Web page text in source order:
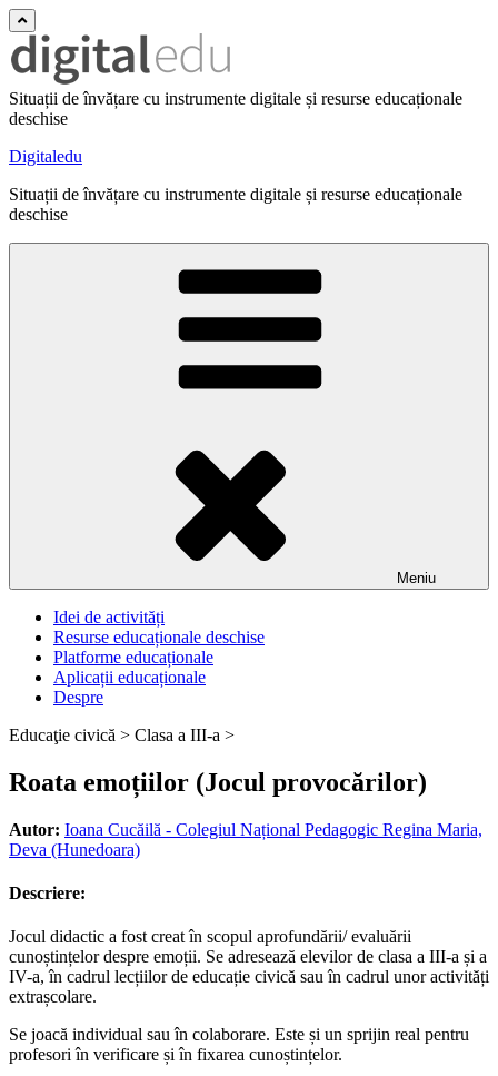
Situații de învățare cu instrumente digitale și resurse educaționale
deschise
Digitaledu
Situații de învățare cu instrumente digitale și resurse educaționale
deschise
Meniu
Idei de activități
Resurse educaționale deschise
Platforme educaționale
Aplicații educaționale
Despre
Educaţie civică > Clasa a III-a >
Roata emoțiilor (Jocul provocărilor)
Autor: Ioana Cucăilă - Colegiul Național Pedagogic Regina Maria,
Deva (Hunedoara)
Descriere:
Jocul didactic a fost creat în scopul aprofundării/ evaluării
cunoștințelor despre emoții. Se adresează elevilor de clasa a III-a și a
IV-a, în cadrul lecțiilor de educație civică sau în cadrul unor activități
extrașcolare.
Se joacă individual sau în colaborare. Este și un sprijin real pentru
profesori în verificare și în fixarea cunoștințelor.